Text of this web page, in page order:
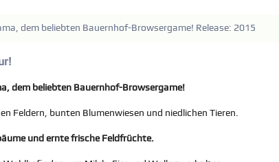
dem beliebten Bauernhof-Browsergame! Release: 2015
dem beliebten Bauernhof-Browsergame!
Feldern, bunten Blumenwiesen und niedlichen Tieren.
und ernte frische Feldfrüchte.